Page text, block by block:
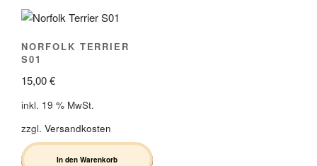
NORFOLK TERRIER
S01
15,00€
inkl. 19 % MwSt.
zzgl. Versandkosten
In den Warenkorb